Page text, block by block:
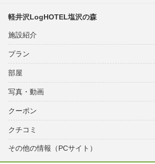
軽井沢LogHOTEL塩沢の森
施設紹介
プラン
部屋
写真・動画
クーポン
クチコミ
その他の情報（PCサイト）